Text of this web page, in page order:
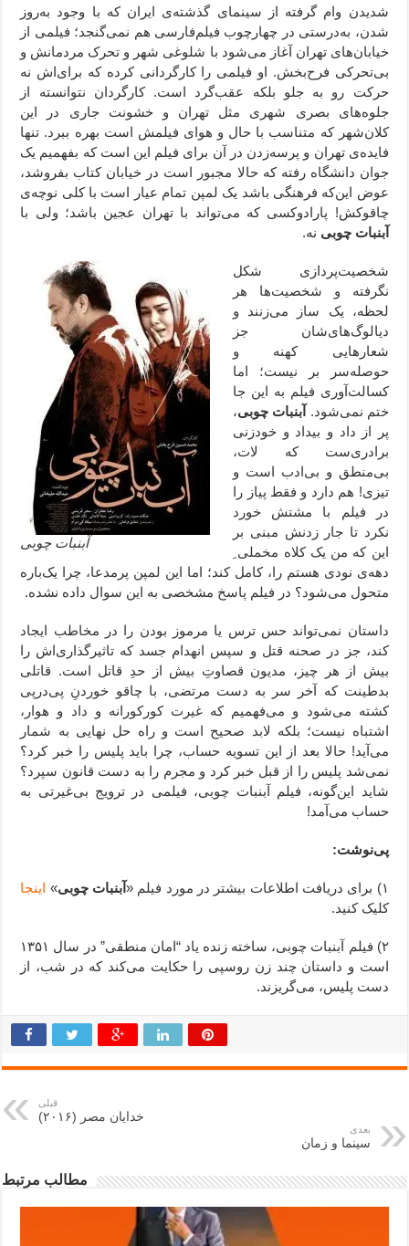
شدیدن وام گرفته از سینمای گذشته‌ی ایران که با وجود به‌روز
شدن، به‌درستی در چهارچوب فیلم‌فارسی هم نمی‌گنجد؛ فیلمی از
خیابان‌های تهران آغاز می‌شود با شلوغی شهر و تحرک مردمانش و
بی‌تحرکی فرح‌بخش. او فیلمی را کارگردانی کرده که برای‌اش نه
حرکت رو به جلو بلکه عقب‌‌گرد است. کارگردان نتوانسته از
جلوه‌های بصری شهری مثل تهران و خشونت جاری در این
کلان‌شهر که متناسب با حال و هوای فیلمش است بهره ببرد. تنها
فایده‌ی تهران و پرسه‌زدن در آن برای فیلم این است که بفهمیم یک
جوان دانشگاه رفته که حالا مجبور است در خیابان کتاب بفروشد،
عوض این‌که فرهنگی باشد یک لمپن تمام عیار است با کلی نوچه‌ی
چاقوکش! پارادوکسی که می‌تواند با تهران عجین باشد؛ ولی با
آبنبات چوبی نه.
آبنبات چوبی
شخصیت‌پردازی شکل
نگرفته و شخصیت‌ها هر
لحظه، یک ساز می‌زنند و
دیالوگ‌های‌شان جز
شعارهایی کهنه و
حوصله‌سر بر نیست؛ اما
کسالت‌آوری فیلم به این جا
ختم نمی‌شود. آبنبات چوبی،
پر از داد و بیداد و خودزنی
برادری‌ست که لات،
بی‌منطق و بی‌ادب است و
تیزی! هم دارد و فقط پیاز را
در فیلم با مشتش خورد
نکرد تا جار زدنش مبنی بر
این که من یک کلاه مخملی ِ
دهه‌ی نودی هستم را، کامل کند؛ اما این لمپن پرمدعا، چرا یک‌باره
متحول می‌شود؟ در فیلم پاسخ مشخصی به این سوال داده نشده.
داستان نمی‌تواند حس ترس یا مرموز بودن را در مخاطب ایجاد
کند، جز در صحنه قتل و سپس انهدام جسد که تاثیرگذاری‌اش را
بیش از هر چیز، مدیون قصاوتِ بیش از حدِ قاتل است. قاتلی
بدطینت که آخر سر به دست مرتضی،‌ با چاقو خوردنِ پی‌درپی
کشته می‌شود و می‌فهمیم که غیرت کورکورانه و داد و هوار،
اشتباه نیست؛ بلکه لابد صحیح است و راه حل نهایی به شمار
می‌آید! حالا بعد از این تسویه حساب،‌ چرا باید پلیس را خبر کرد؟
نمی‌شد پلیس را از قبل خبر کرد و مجرم را به دست قانون سپرد؟
شاید این‌گونه، فیلم آبنبات چوبی، فیلمی در ترویج بی‌غیرتی به
حساب می‌آمد!
پی‌نوشت:
۱) برای دریافت اطلاعات بیشتر در مورد فیلم « آبنبات چوبی» اینجا
کلیک کنید.
۲) فیلم آبنبات چوبی،‌ ساخته زنده یاد “امان منطقی” در سال ۱۳۵۱
است و داستان چند زن روسپی را حکایت می‌کند که در شب، از
دست پلیس، می‌گریزند.
قبلی
خدایان مصر (۲۰۱۶)
بعدی
سینما و زمان
مطالب مرتبط